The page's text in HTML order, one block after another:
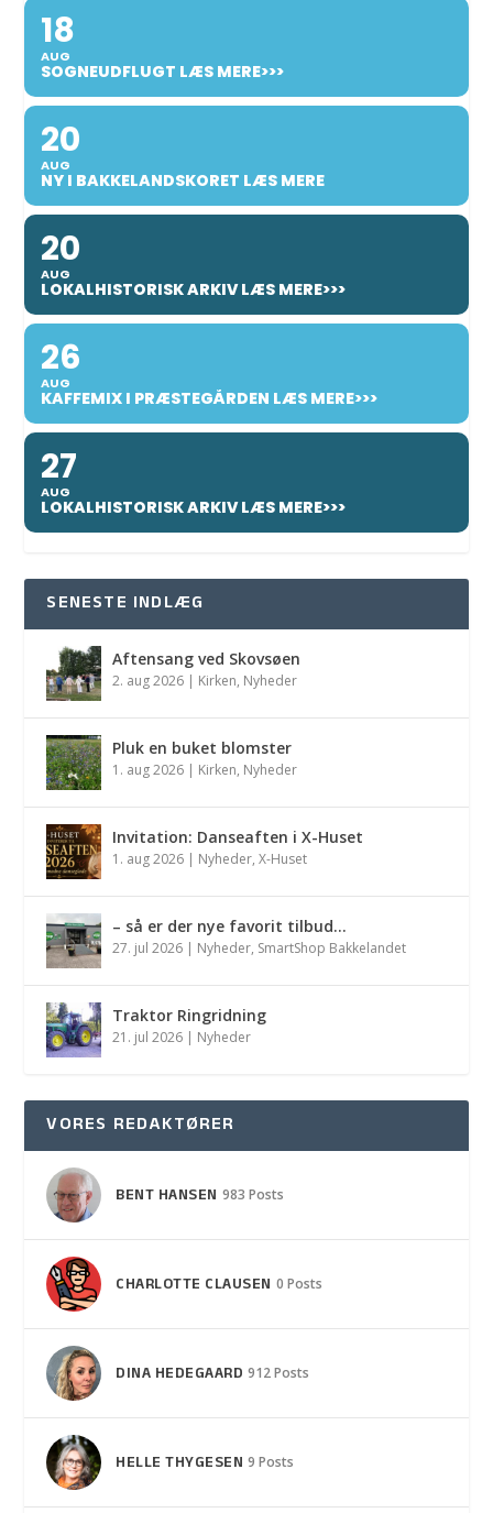
18
AUG
SOGNEUDFLUGT LÆS MERE>>>
20
AUG
NY I BAKKELANDSKORET LÆS MERE
20
AUG
LOKALHISTORISK ARKIV LÆS MERE>>>
26
AUG
KAFFEMIX I PRÆSTEGÅRDEN LÆS MERE>>>
27
AUG
LOKALHISTORISK ARKIV LÆS MERE>>>
SENESTE INDLÆG
Aftensang ved Skovsøen
2. aug 2026 | Kirken, Nyheder
Pluk en buket blomster
1. aug 2026 | Kirken, Nyheder
Invitation: Danseaften i X-Huset
1. aug 2026 | Nyheder,X-Huset
– så er der nye favorit tilbud…
27. jul 2026 | Nyheder, SmartShop Bakkelandet
Traktor Ringridning
21. jul 2026 | Nyheder
VORES REDAKTØRER
BENT HANSEN 983 Posts
CHARLOTTE CLAUSEN 0 Posts
DINA HEDEGAARD 912 Posts
HELLE THYGESEN 9 Posts